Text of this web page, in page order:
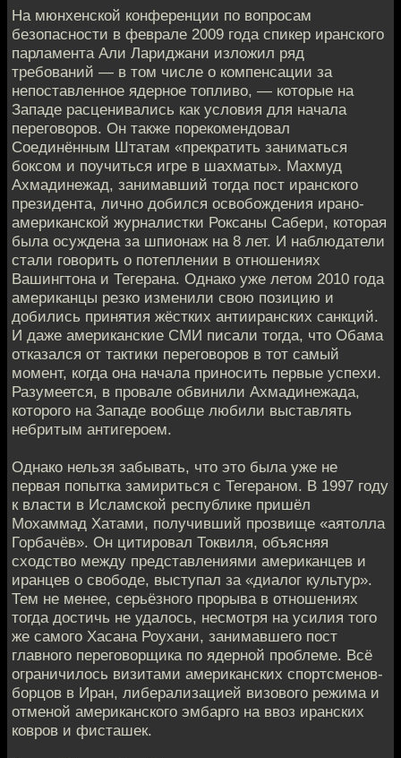
На мюнхенской конференции по вопросам
безопасности в феврале 2009 года спикер иранского
парламента Али Лариджани изложил ряд
требований — в том числе о компенсации за
непоставленное ядерное топливо, — которые на
Западе расценивались как условия для начала
переговоров. Он также порекомендовал
Соединённым Штатам «прекратить заниматься
боксом и поучиться игре в шахматы». Махмуд
Ахмадинежад, занимавший тогда пост иранского
президента, лично добился освобождения ирано-
американской журналистки Роксаны Сабери, которая
была осуждена за шпионаж на 8 лет. И наблюдатели
стали говорить о потеплении в отношениях
Вашингтона и Тегерана. Однако уже летом 2010 года
американцы резко изменили свою позицию и
добились принятия жёстких антииранских санкций.
И даже американские СМИ писали тогда, что Обама
отказался от тактики переговоров в тот самый
момент, когда она начала приносить первые успехи.
Разумеется, в провале обвинили Ахмадинежада,
которого на Западе вообще любили выставлять
небритым антигероем.
Однако нельзя забывать, что это была уже не
первая попытка замириться с Тегераном. В 1997 году
к власти в Исламской республике пришёл
Мохаммад Хатами, получивший прозвище «аятолла
Горбачёв». Он цитировал Токвиля, объясняя
сходство между представлениями американцев и
иранцев о свободе, выступал за «диалог культур».
Тем не менее, серьёзного прорыва в отношениях
тогда достичь не удалось, несмотря на усилия того
же самого Хасана Роухани, занимавшего пост
главного переговорщика по ядерной проблеме. Всё
ограничилось визитами американских спортсменов-
борцов в Иран, либерализацией визового режима и
отменой американского эмбарго на ввоз иранских
ковров и фисташек.